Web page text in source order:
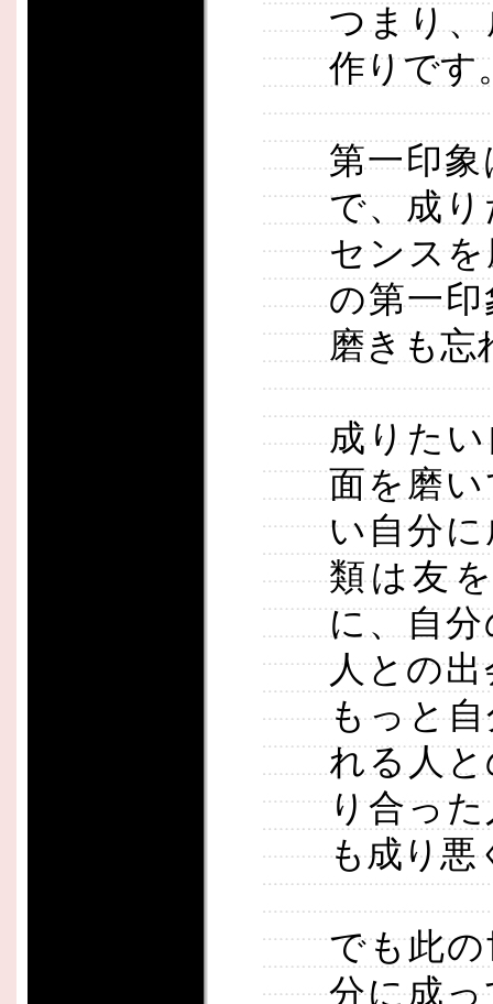
つまり
作りです
第一印
で、成
センス
の第一
磨きも忘
成りた
面を磨
い自分
類は友
に、自
人との
もっと
れる人
り合っ
も成り悪
でも此
分に成